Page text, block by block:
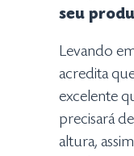
seu
Levando
acredita
excelente
precisará
altura,